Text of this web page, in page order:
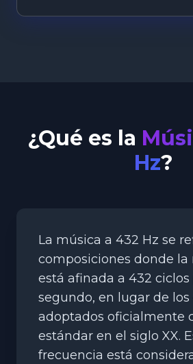
¿Qué es la
Hz?
La música a 432 Hz se
composiciones donde la
está afinada a 432 ciclos
segundo, en lugar de los
adoptados oficialmente
estándar en el siglo XX.
frecuencia está